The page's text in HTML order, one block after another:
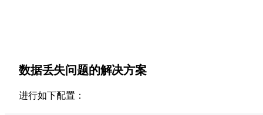
数据丢失问题的解决方案
进行如下配置：